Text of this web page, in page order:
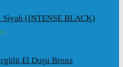
Siyah (INTENSE BLACK)
El Duşu Bronz